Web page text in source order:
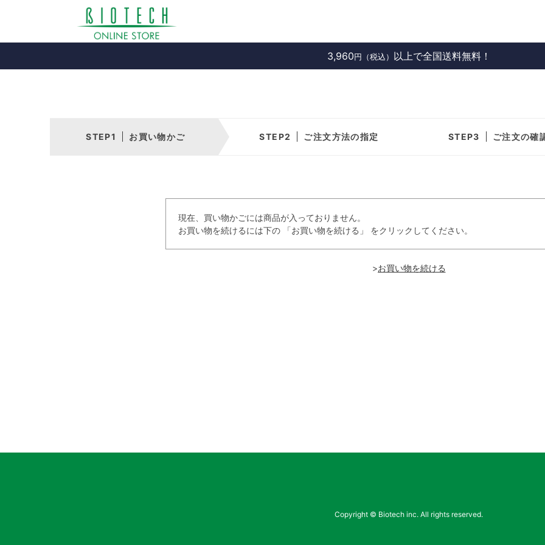
3,960 円（税込） 以上で全国送料無料！
お買い物かご ご注文方法の指定 ご注文の確
現在、買い物かごには商品が入っておりません。
お買い物を続けるには下の 「お買い物を続ける」 をクリックしてください。
>
Copyright © Biotech inc. All rights reserved.